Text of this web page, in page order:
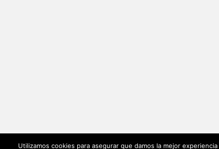
Utilizamos cookies para asegurar que damos la mejor